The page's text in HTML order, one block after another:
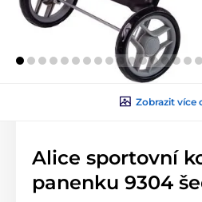
Zobrazit více
Alice sportovní
panenku 9304